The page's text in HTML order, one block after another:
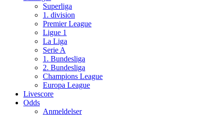
Superliga
1. division
Premier League
Ligue 1
La Liga
Serie A
1. Bundesliga
2. Bundesliga
Champions League
Europa League
Livescore
Odds
Anmeldelser